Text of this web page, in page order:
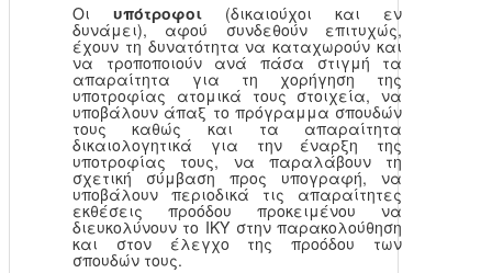
Οι υπότροφοι(δικαιούχοι και εν
δυνάμει), αφού συνδεθούν επιτυχώς,
έχουν τη δυνατότητα να καταχωρούν και
να τροποποιούν ανά πάσα στιγμή τα
απαραίτητα για τη χορήγηση της
υποτροφίας ατομικά τους στοιχεία, να
υποβάλουν άπαξ το πρόγραμμα σπουδών
τους καθώς και τα απαραίτητα
δικαιολογητικά για την έναρξη της
υποτροφίας τους, να παραλάβουν τη
σχετική σύμβαση προς υπογραφή, να
υποβάλουν περιοδικά τις απαραίτητες
εκθέσεις προόδου προκειμένου να
διευκολύνουν το ΙΚΥ στην παρακολούθηση
και στον έλεγχο της προόδου των
σπουδών τους.